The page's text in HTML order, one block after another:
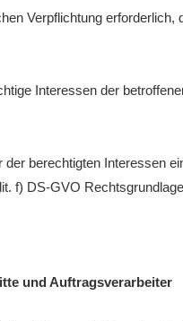
Verpflichtung
Interessen der
berechtigten Interessen
f) DS-GVO
und Auftragsverarbeiter